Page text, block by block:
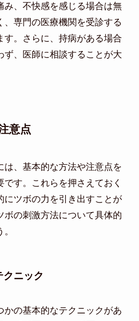
み、不快感を感じる場合は無
、専門の医療機関を受診する
す。さらに、持病がある場合
ず、医師に相談することが大
意点
は、基本的な方法や注意点を
す。これらを押さえておく
にツボの力を引き出すことが
ボの刺激方法について具体的
クニック
かの基本的なテクニックがあ